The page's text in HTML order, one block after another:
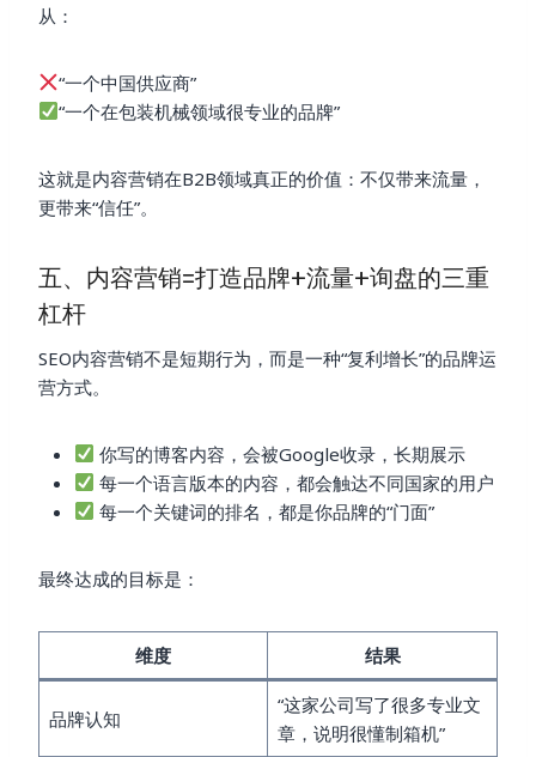
从：
“一个中国供应商”
“一个在包装机械领域很专业的品牌”
这就是内容营销在B2B领域真正的价值：不仅带来流量，
更带来“信任”。
五、内容营销=打造品牌+流量+询盘的三重
杠杆
SEO内容营销不是短期行为，而是一种“复利增长”的品牌运
营方式。
你写的博客内容，会被Google收录，长期展示
每一个语言版本的内容，都会触达不同国家的用户
每一个关键词的排名，都是你品牌的“门面”
最终达成的目标是：
维度 结果
品牌认知
“这家公司写了很多专业文
章，说明很懂制箱机”